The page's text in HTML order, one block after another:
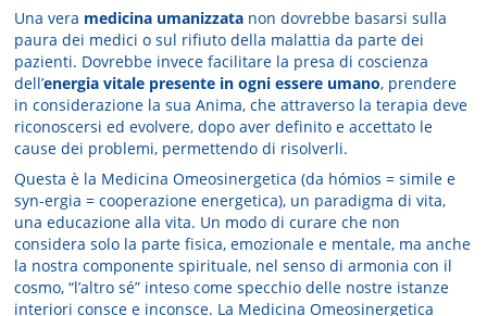
Una vera medicina umanizzata non dovrebbe basarsi sulla
paura dei medici o sul rifiuto della malattia da parte dei
pazienti. Dovrebbe invece facilitare la presa di coscienza
dell’energia vitale presente in ogni essere umano, prendere
in considerazione la sua Anima, che attraverso la terapia deve
riconoscersi ed evolvere, dopo aver definito e accettato le
cause dei problemi, permettendo di risolverli.
Questa è la Medicina Omeosinergetica (da hómios = simile e
syn-ergia = cooperazione energetica), un paradigma di vita,
una educazione alla vita. Un modo di curare che non
considera solo la parte fisica, emozionale e mentale, ma anche
la nostra componente spirituale, nel senso di armonia con il
cosmo, “l’altro sé” inteso come specchio delle nostre istanze
interiori consce e inconsce. La Medicina Omeosinergetica